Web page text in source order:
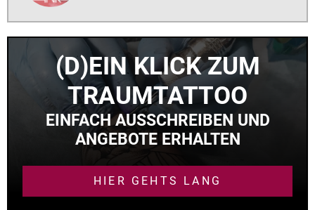
(D)EIN KLICK ZUM
TRAUMTATTOO
EINFACH AUSSCHREIBEN UND
ANGEBOTE ERHALTEN
HIER GEHTS LANG